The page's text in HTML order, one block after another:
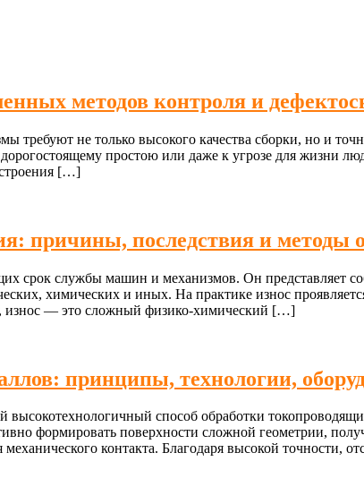
методов контроля и
не только высокого качества сборки, но и
простою или даже к угрозе для жизни
[…]
причины, последствия и методы
срок службы машин и механизмов. Он представляет
химических и иных. На практике износ
износ — это сложный физико-химический […]
принципы, технологии,
высокотехнологичный способ обработки
формировать поверхности сложной геометрии,
контакта. Благодаря высокой точности,